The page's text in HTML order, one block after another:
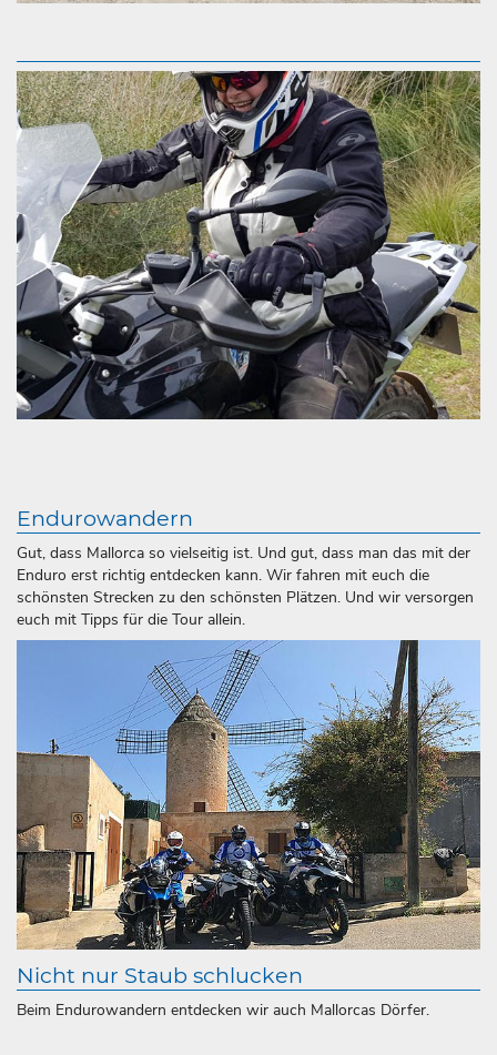
Endurowandern
Gut, dass Mallorca so vielseitig ist. Und gut, dass man das mit der
Enduro erst richtig entdecken kann. Wir fahren mit euch die
schönsten Strecken zu den schönsten Plätzen. Und wir versorgen
euch mit Tipps für die Tour allein.
Nicht nur Staub schlucken
Beim Endurowandern entdecken wir auch Mallorcas Dörfer.